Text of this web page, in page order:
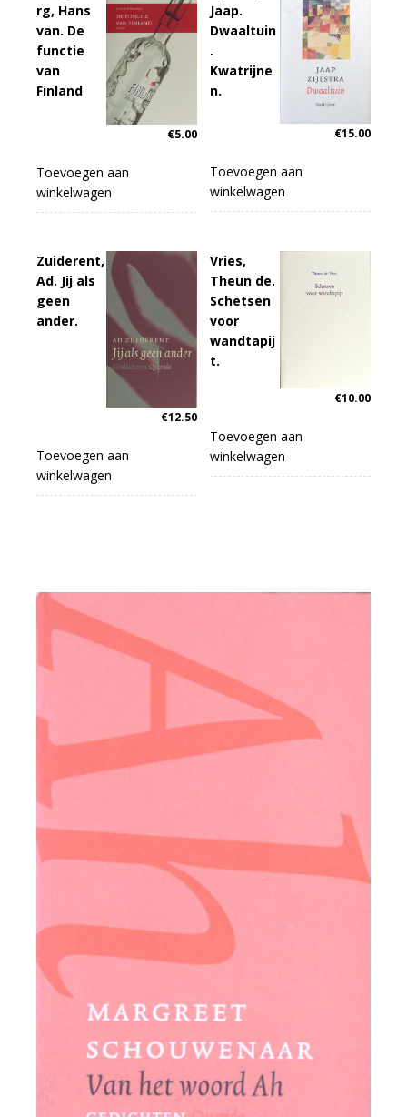
rg, Hans
van. De
functie
van
Finland
€5.00
Toevoegen aan
winkelwagen
Jaap.
Dwaaltuin
.
Kwatrijne
n.
€15.00
Toevoegen aan
winkelwagen
Zuiderent,
Ad. Jij als
geen
ander.
€12.50
Toevoegen aan
winkelwagen
Vries,
Theun de.
Schetsen
voor
wandtapij
t.
€10.00
Toevoegen aan
winkelwagen